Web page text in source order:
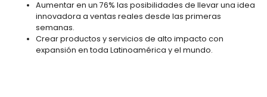
Aumentar en un 76% las posibilidades de llevar una idea
innovadora a ventas reales desde las primeras
semanas.
Crear productos y servicios de alto impacto con
expansión en toda Latinoamérica y el mundo.